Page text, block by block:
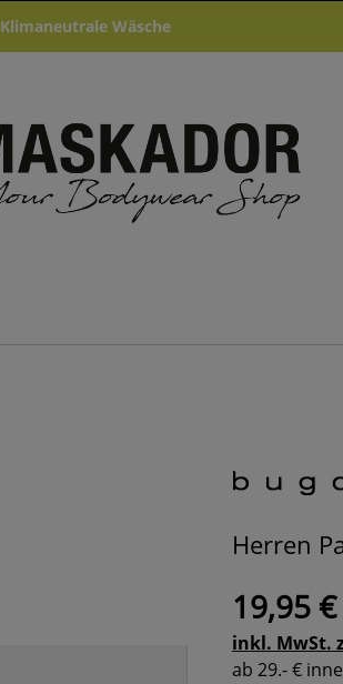
Klimaneutrale Wäsche
Herren
19,95 €
inkl. MwSt.
ab 29.- €